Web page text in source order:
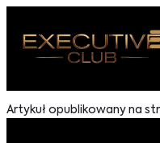
NAS
Artykuł opublikowany na